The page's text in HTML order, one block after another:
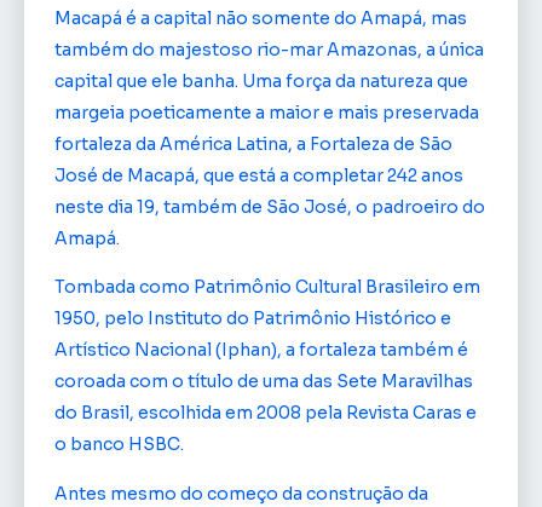
Macapá é a capital não somente do Amapá, mas
também do majestoso rio-mar Amazonas, a única
capital que ele banha. Uma força da natureza que
margeia poeticamente a maior e mais preservada
fortaleza da América Latina, a Fortaleza de São
José de Macapá, que está a completar 242 anos
neste dia 19, também de São José, o padroeiro do
Amapá.
Tombada como Patrimônio Cultural Brasileiro em
1950, pelo Instituto do Patrimônio Histórico e
Artístico Nacional (Iphan), a fortaleza também é
coroada com o título de uma das Sete Maravilhas
do Brasil, escolhida em 2008 pela Revista Caras e
o banco HSBC.
Antes mesmo do começo da construção da